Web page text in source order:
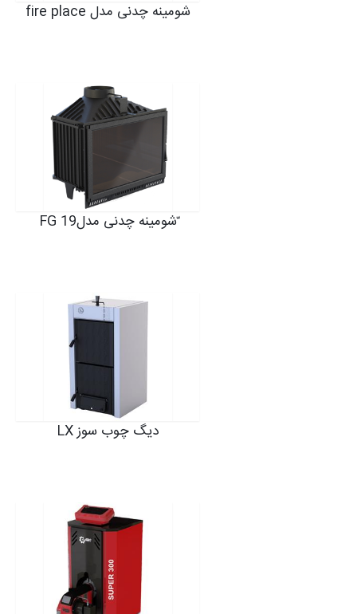
شومینه چدنی مدل fire place
ّشومینه چدنی مدلFG 19
دیگ چوب سوز LX